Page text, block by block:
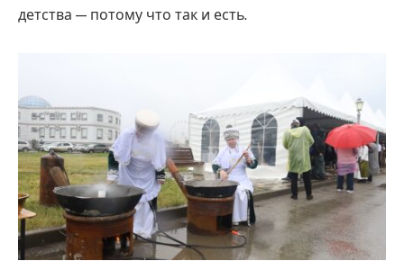
детства — потому что так и есть.